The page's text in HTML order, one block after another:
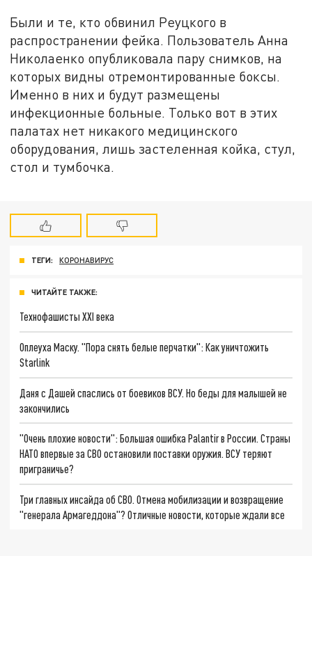
Были и те, кто обвинил Реуцкого в
распространении фейка. Пользователь Анна
Николаенко опубликовала пару снимков, на
которых видны отремонтированные боксы.
Именно в них и будут размещены
инфекционные больные. Только вот в этих
палатах нет никакого медицинского
оборудования, лишь застеленная койка, стул,
стол и тумбочка.
ТЕГИ: КОРОНАВИРУС
ЧИТАЙТЕ ТАКЖЕ:
Технофашисты XXI века
Оплеуха Маску. "Пора снять белые перчатки": Как уничтожить
Starlink
Даня с Дашей спаслись от боевиков ВСУ. Но беды для малышей не
закончились
"Очень плохие новости": Большая ошибка Palantir в России. Страны
НАТО впервые за СВО остановили поставки оружия. ВСУ теряют
приграничье?
Три главных инсайда об СВО. Отмена мобилизации и возвращение
"генерала Армагеддона"? Отличные новости, которые ждали все